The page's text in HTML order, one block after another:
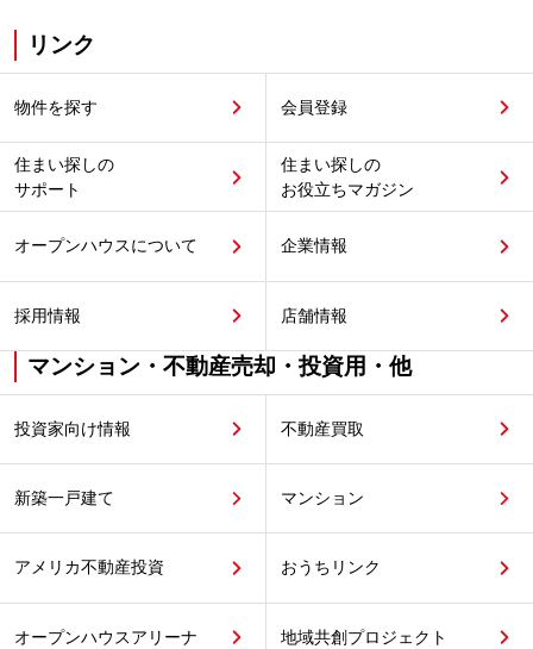
リンク
物件を探す 会員登録
住まい探しの
サポート
住まい探しの
お役立ちマガジン
オープンハウスについて 企業情報
採用情報 店舗情報
マンション・不動産売却・投資用・他
投資家向け情報 不動産買取
新築一戸建て マンション
アメリカ不動産投資 おうちリンク
オープンハウスアリーナ 地域共創プロジェクト